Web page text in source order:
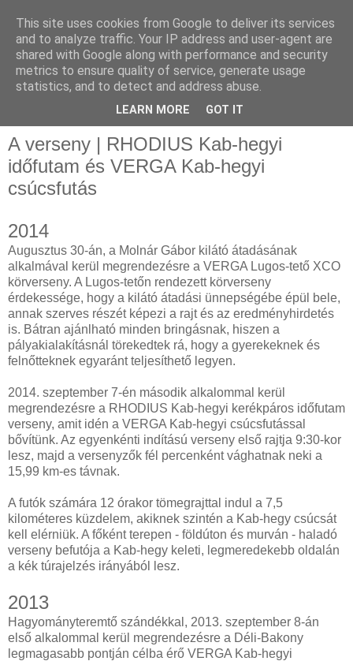
Kab-hegyi időfutam
A verseny | RHODIUS Kab-hegyi
időfutam és VERGA Kab-hegyi
csúcsfutás
2014
Augusztus 30-án, a Molnár Gábor kilátó átadásának
alkalmával kerül megrendezésre a VERGA Lugos-tető XCO
körverseny. A Lugos-tetőn rendezett körverseny
érdekessége, hogy a kilátó átadási ünnepségébe épül bele,
annak szerves részét képezi a rajt és az eredményhirdetés
is. Bátran ajánlható minden bringásnak, hiszen a
pályakialakításnál törekedtek rá, hogy a gyerekeknek és
felnőtteknek egyaránt teljesíthető legyen.
2014. szeptember 7-én második alkalommal kerül
megrendezésre a RHODIUS Kab-hegyi kerékpáros időfutam
verseny, amit idén a VERGA Kab-hegyi csúcsfutással
bővítünk. Az egyenkénti indítású verseny első rajtja 9:30-kor
lesz, majd a versenyzők fél percenként vághatnak neki a
15,99 km-es távnak.
A futók számára 12 órakor tömegrajttal indul a 7,5
kilométeres küzdelem, akiknek szintén a Kab-hegy csúcsát
kell elérniük. A főként terepen - földúton és murván - haladó
verseny befutója a Kab-hegy keleti, legmeredekebb oldalán
a kék túrajelzés irányából lesz.
2013
Hagyományteremtő szándékkal, 2013. szeptember 8-án
első alkalommal kerül megrendezésre a Déli-Bakony
legmagasabb pontján célba érő VERGA Kab-hegyi
This site uses cookies from Google to deliver its services
and to analyze traffic. Your IP address and user-agent are
shared with Google along with performance and security
metrics to ensure quality of service, generate usage
statistics, and to detect and address abuse.
LEARN MORE GOT IT